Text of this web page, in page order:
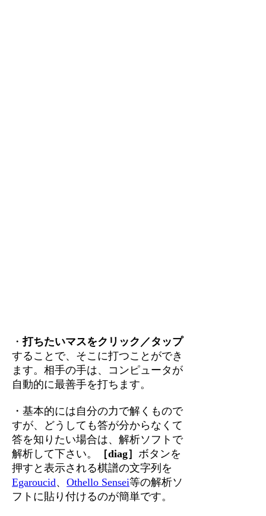
・打ちたいマスをクリック／タップ
することで、そこに打つことができ
ます。相手の手は、コンピュータが
自動的に最善手を打ちます。
・基本的には自分の力で解くもので
すが、どうしても答が分からなくて
答を知りたい場合は、解析ソフトで
解析して下さい。
［diag］ ボタンを
押すと表示される棋譜の文字列を
Egaroucid、Othello Sensei等の解析ソ
フトに貼り付けるのが簡単です。